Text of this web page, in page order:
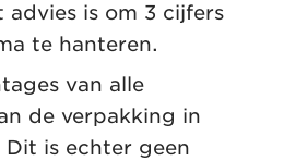
advies is om 3 cijfers
te hanteren.
van alle
de verpakking in
Dit is echter geen